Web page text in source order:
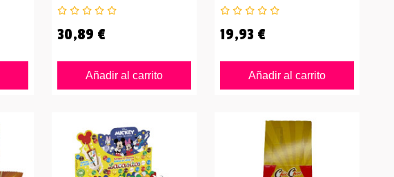
30,89 €
Añadir al carrito
19,93 €
Añadir al carrito